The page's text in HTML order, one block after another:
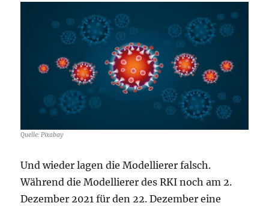
Quelle: Pixabay
Und wieder lagen die Modellierer falsch.
Während die Modellierer des RKI noch am 2.
Dezember 2021 für den 22. Dezember eine